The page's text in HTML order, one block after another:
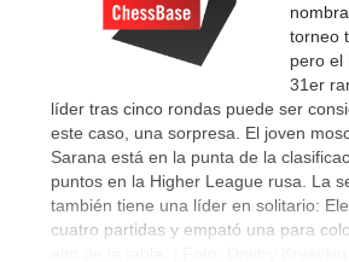
torneo
pero el
31er
líder tras cinco rondas puede ser
este caso, una sorpresa. El joven
Sarana está en la punta de la
puntos en la Higher League rusa. La
también tiene una líder en solitario:
cuatro partidas y empató una para